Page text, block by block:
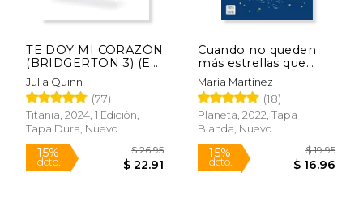
15% $ 19.95 15%
Rápido
TE DOY MI CORAZÓN
(BRIDGERTON 3) (ED.
ESPECIAL)
Julia Quinn
(77)
Titania, 2024, 1 Edición,
Tapa Dura, Nuevo
Cuando no queden
más estrellas que
contar
María Martínez
(18)
Planeta, 2022, Tapa
Blanda, Nuevo